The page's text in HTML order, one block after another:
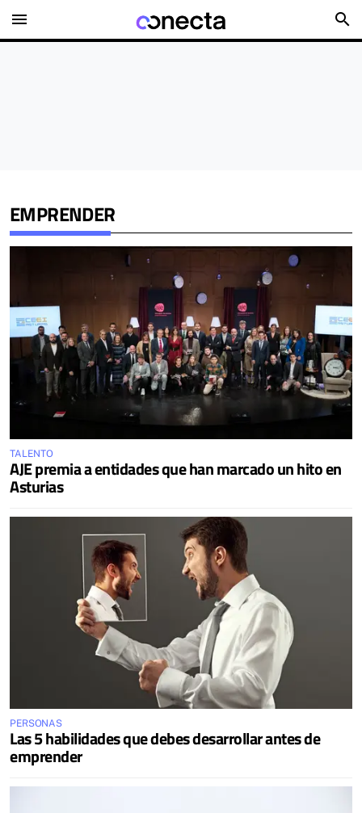
menu search
EMPRENDER
TALENTO
AJE premia a entidades que han marcado un hito en
Asturias
PERSONAS
Las 5 habilidades que debes desarrollar antes de
emprender